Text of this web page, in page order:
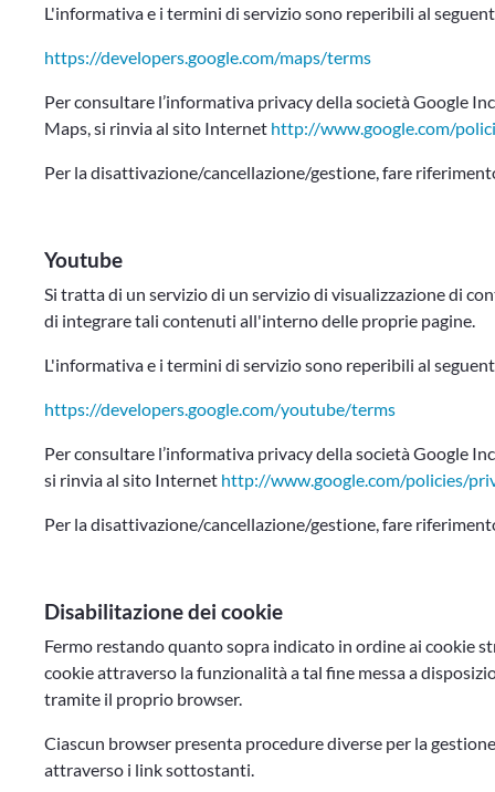
L'informativa e i termini di servizio sono reperibili al
https://developers.google.com/maps/terms
Per consultare l’informativa privacy della società Google
Maps, si rinvia al sito Internet http://www.google.com/
Per la disattivazione/cancellazione/gestione, fare
Youtube
Si tratta di un servizio di un servizio di visualizzazione di
di integrare tali contenuti all'interno delle proprie pagine.
L'informativa e i termini di servizio sono reperibili al
https://developers.google.com/youtube/terms
Per consultare l’informativa privacy della società Google
si rinvia al sito Internet http://www.google.com/policies/
Per la disattivazione/cancellazione/gestione, fare
Disabilitazione dei cookie
Fermo restando quanto sopra indicato in ordine ai cookie
cookie attraverso la funzionalità a tal fine messa a
tramite il proprio browser.
Ciascun browser presenta procedure diverse per la
attraverso i link sottostanti.